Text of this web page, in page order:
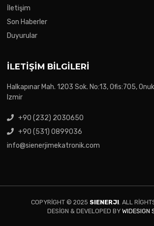
İletişim
Son Haberler
Duyurular
İLETIŞIM BILGILERI
Halkapınar Mah. 1203 Sok. No:13, Ofis:705,
Izmir
+90 (232) 2030650
+90 (531) 0899036
info@sienerjimekatronik.com
COPYRIGHT © 2025 SIENERJI. ALL
DESIGN & DEVELOPED BY WIDESIGN